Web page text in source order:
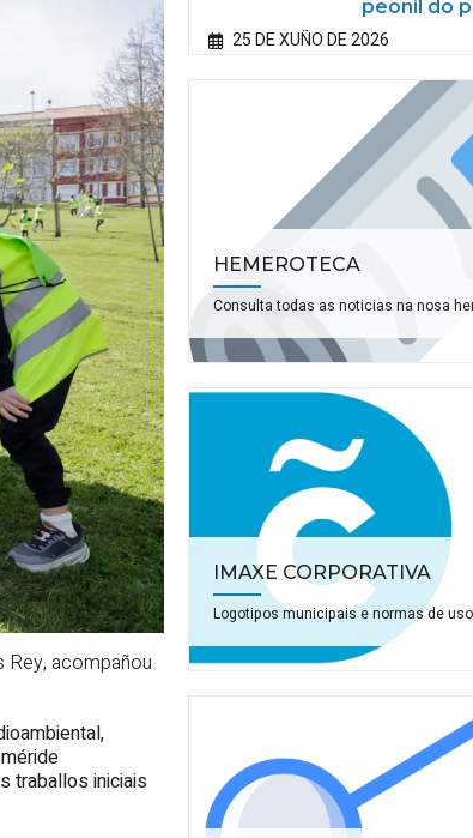
Rey, acompañou
traballos iniciais
peonil do
25 DE XUÑO DE 2026
HEMEROTECA
Consulta todas as noticias na nosa
IMAXE CORPORATIVA
Logotipos municipais e normas de uso